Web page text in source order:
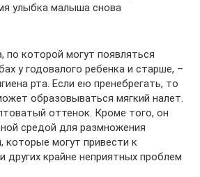
улыбка малыша снова
по которой могут появляться
у годовалого ребенка и старше, –
рта. Если ею пренебрегать, то
образовываться мягкий налет.
оттенок. Кроме того, он
средой для размножения
которые могут привести к
других крайне неприятных проблем